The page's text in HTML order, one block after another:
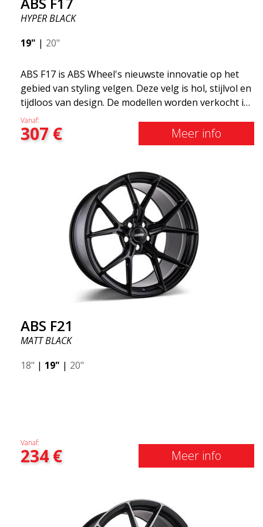
HYPER BLACK
19" | 20"
ABS F17 is ABS Wheel's nieuwste innovatie op het
gebied van styling velgen. Deze velg is hol, stijlvol en
tijdloos van design. De modellen worden verkocht in
verschillende maten, waaronder 19x8.5, 19x9.5 en
20x8.5 &20x10 en 20x11. Hoe breder de velg, hoe
dieper het resultaat dat je krijgt. ABS F17 is een Flow
wat betekent dat deze een hogere kwaliteit, minder
gewicht en sterker materiaal heeft. U rijdt
comfortabeler dankzijhet onafgeveerde gewicht.
Het is de Gucci van de velgenwereld! 😍
Vanaf:
307€ Meer info
ABS F21
MATT BLACK
18" | 19" | 20"
Vanaf:
234€ Meer info